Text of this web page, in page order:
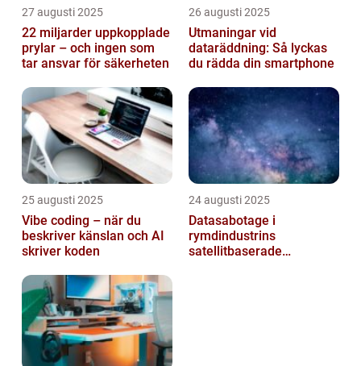
27 augusti 2025
22 miljarder uppkopplade
prylar – och ingen som
tar ansvar för säkerheten
26 augusti 2025
Utmaningar vid
dataräddning: Så lyckas
du rädda din smartphone
25 augusti 2025
Vibe coding – när du
beskriver känslan och AI
skriver koden
24 augusti 2025
Datasabotage i
rymdindustrins
satellitbaserade